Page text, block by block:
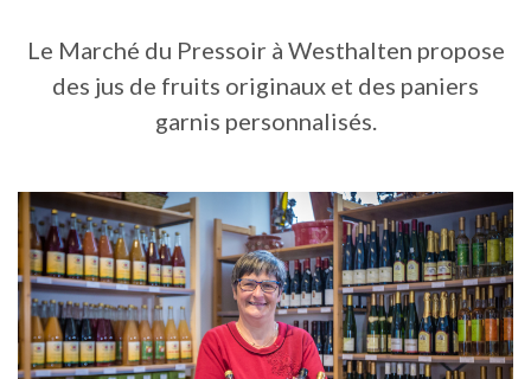
Le Marché du Pressoir à Westhalten propose
des jus de fruits originaux et des paniers
garnis personnalisés.